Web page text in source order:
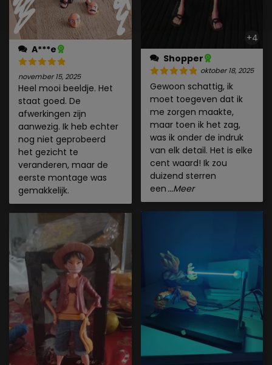
A***e
november 15, 2025
Heel mooi beeldje. Het
staat goed. De
afwerkingen zijn
aanwezig. Ik heb echter
nog niet geprobeerd
het gezicht te
veranderen, maar de
eerste montage was
gemakkelijk.
+4
Shopper
oktober 18, 2025
Gewoon schattig, ik
moet toegeven dat ik
me zorgen maakte,
maar toen ik het zag,
was ik onder de indruk
van elk detail. Het is elke
cent waard! Ik zou
duizend sterren
een ...Meer